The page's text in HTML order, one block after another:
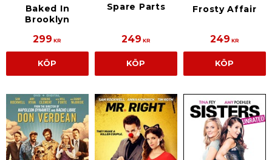
Baked In
Brooklyn
299 KR
KÖP
Spare Parts
249 KR
KÖP
Frosty Affair
249 KR
KÖP